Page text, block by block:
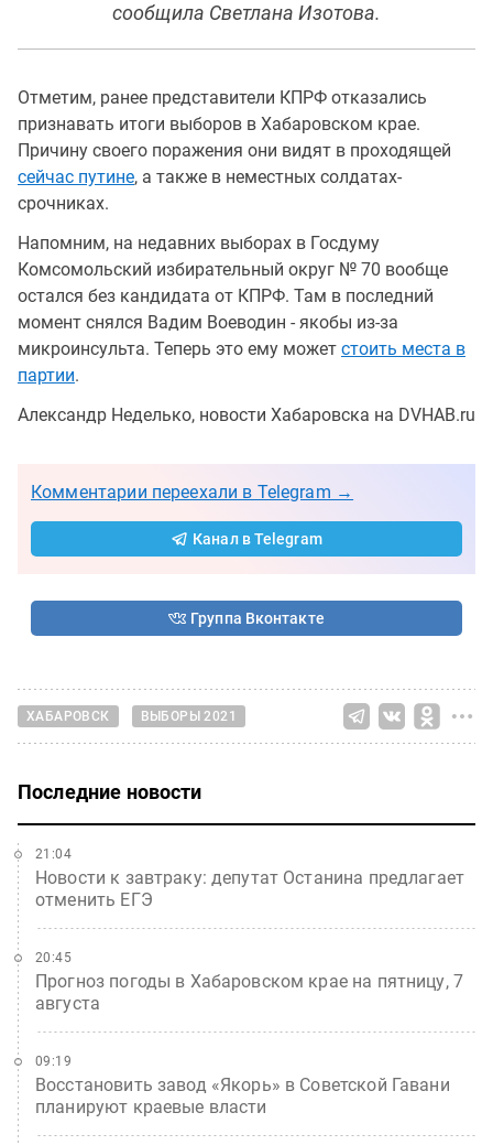
сообщила Светлана Изотова.
Отметим, ранее представители КПРФ отказались
признавать итоги выборов в Хабаровском крае.
Причину своего поражения они видят в проходящей
сейчас путине, а также в неместных солдатах-
срочниках.
Напомним, на недавних выборах в Госдуму
Комсомольский избирательный округ № 70 вообще
остался без кандидата от КПРФ. Там в последний
момент снялся Вадим Воеводин - якобы из-за
микроинсульта. Теперь это ему может стоить места в
партии.
Александр Неделько, новости Хабаровска на DVHAB.ru
Комментарии переехали в Telegram →
Канал в Telegram
Группа Вконтакте
ХАБАРОВСК ВЫБОРЫ 2021
Последние новости
Новости к завтраку: депутат Останина предлагает
отменить ЕГЭ
21:04
Прогноз погоды в Хабаровском крае на пятницу, 7
августа
20:45
Восстановить завод «Якорь» в Советской Гавани
планируют краевые власти
09:19